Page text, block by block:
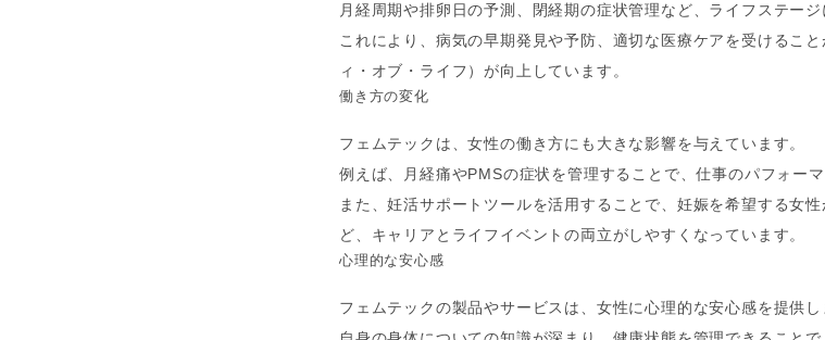
月経周期や排卵日の予測、閉経期の症状管理など、ライフステージ
これにより、病気の早期発見や予防、適切な医療ケアを受けるこ
ィ・オブ・ライフ）が向上しています。
働き方の変化
フェムテックは、女性の働き方にも大きな影響を与えています。
例えば、月経痛やPMSの症状を管理することで、仕事のパフォー
また、妊活サポートツールを活用することで、妊娠を希望する女
ど、キャリアとライフイベントの両立がしやすくなっています。
心理的な安心感
フェムテックの製品やサービスは、女性に心理的な安心感を提供し